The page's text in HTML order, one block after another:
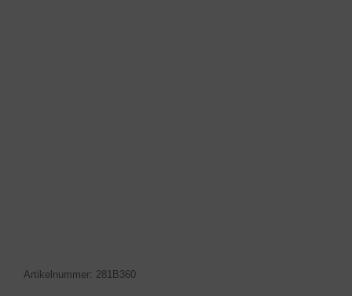
Arti­kel­num­mer: 281B360